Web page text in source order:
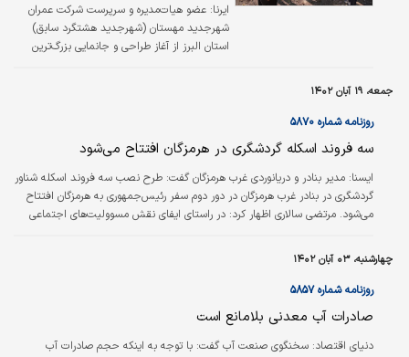
ایرنا: عضو هیات‌مدیره و سرپرست شرکت عمران
شهرجدید مهستان (شهرجدید هشتگرد سابق)
استان البرز از آغاز طراحی و جانمایی بزرگ‌ترین
جدید مهستان در حاشیه آزاد‌راه کرج - قزوین،
طراحی این مجموعه گردشگری با هدف جذب
گردشگران، ایجاد اشتغال‌زایی و رونق اقتصادی
صورت می‌گیرد.
جمعه، ۱۹ آبان ۱۴۰۲
روزنامه شماره ۵۸۷۰
سه فروند اسکله گردشگری در هرمزگان افتتاح می‌شود
ایسنا: مدیر بنادر و دریانوردی غرب هرمزگان گفت: طرح نصب سه فروند اسکله شناور
گردشگری در بنادر غرب هرمزگان در دور دوم سفر رئیس‌جمهوری به هرمزگان افتتاح
می‌شود. مرتضی سالاری اظهار کرد: در راستای ایفای نقش مسوولیت‌‌‌های اجتماعی
بنادر غرب استان در دستور کار قرار گرفت که با اتمام و نصب دو فروند از این
اسکله‌‌‌ها، ۸۰‌درصد پیشرفت حاصل شده است.
چهارشنبه، ۰۳ آبان ۱۴۰۲
روزنامه شماره ۵۸۵۷
صادرات آب معدنی بلامانع است
دنیای اقتصاد: سخنگوی صنعت آب گفت: با توجه به اینکه حجم صادرات آب